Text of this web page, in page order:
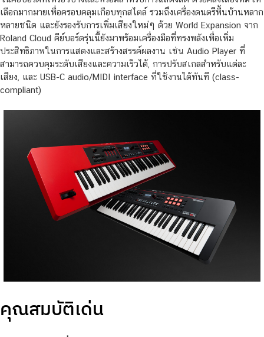
เลือกมากมายเพื่อครอบคลุมเกือบทุกสไตล์ รวมถึงเครื่องดนตรีพื้นบ้านหลาก
หลายชนิด และยังรองรับการเพิ่มเสียงใหม่ๆ ด้วย World Expansion จาก
Roland Cloud คีย์บอร์ดรุ่นนี้ยังมาพร้อมเครื่องมือที่ทรงพลังเพื่อเพิ่ม
ประสิทธิภาพในการแสดงและสร้างสรรค์ผลงาน เช่น Audio Player ที่
สามารถควบคุมระดับเสียงและความเร็วได้, การปรับสเกลสำหรับแต่ละ
เสียง, และ USB-C audio/MIDI interface ที่ใช้งานได้ทันที (class-
compliant)
คุณสมบัติเด่น